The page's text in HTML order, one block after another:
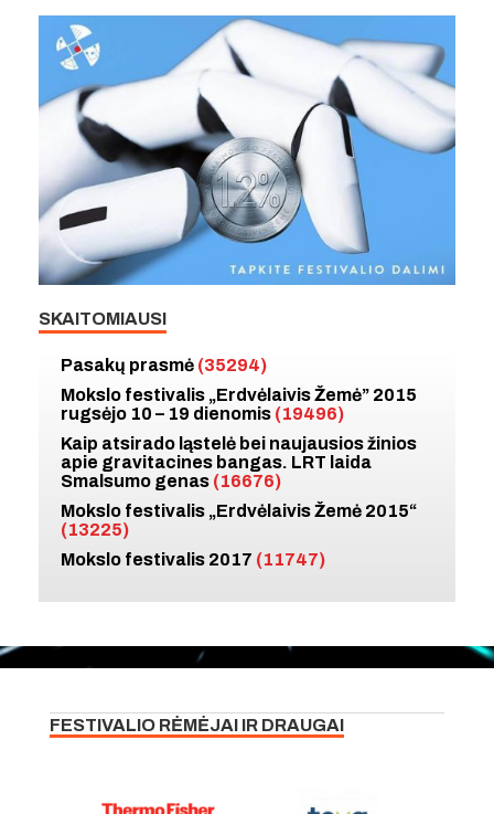
SKAITOMIAUSI
Pasakų prasmė (35294)
Mokslo festivalis „Erdvėlaivis Žemė” 2015
rugsėjo 10 – 19 dienomis (19496)
Kaip atsirado ląstelė bei naujausios žinios
apie gravitacines bangas. LRT laida
Smalsumo genas (16676)
Mokslo festivalis „Erdvėlaivis Žemė 2015“
(13225)
Mokslo festivalis 2017 (11747)
FESTIVALIO RĖMĖJAI IR DRAUGAI